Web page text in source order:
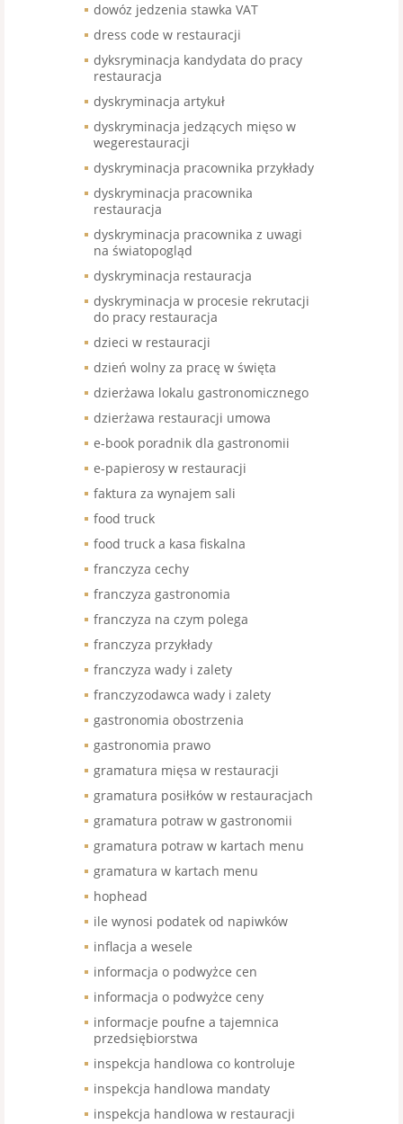
dowóz jedzenia stawka VAT
dress code w restauracji
dyksryminacja kandydata do pracy
restauracja
dyskryminacja artykuł
dyskryminacja jedzących mięso w
wegerestauracji
dyskryminacja pracownika przykłady
dyskryminacja pracownika
restauracja
dyskryminacja pracownika z uwagi
na światopogląd
dyskryminacja restauracja
dyskryminacja w procesie rekrutacji
do pracy restauracja
dzieci w restauracji
dzień wolny za pracę w święta
dzierżawa lokalu gastronomicznego
dzierżawa restauracji umowa
e-book poradnik dla gastronomii
e-papierosy w restauracji
faktura za wynajem sali
food truck
food truck a kasa fiskalna
franczyza cechy
franczyza gastronomia
franczyza na czym polega
franczyza przykłady
franczyza wady i zalety
franczyzodawca wady i zalety
gastronomia obostrzenia
gastronomia prawo
gramatura mięsa w restauracji
gramatura posiłków w restauracjach
gramatura potraw w gastronomii
gramatura potraw w kartach menu
gramatura w kartach menu
hophead
ile wynosi podatek od napiwków
inflacja a wesele
informacja o podwyżce cen
informacja o podwyżce ceny
informacje poufne a tajemnica
przedsiębiorstwa
inspekcja handlowa co kontroluje
inspekcja handlowa mandaty
inspekcja handlowa w restauracji